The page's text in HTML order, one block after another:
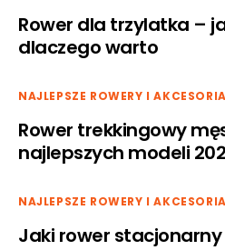
Rower dla trzylatka –
dlaczego warto
NAJLEPSZE ROWERY I AKCESORIA
Rower trekkingowy
najlepszych modeli
NAJLEPSZE ROWERY I AKCESORIA
Jaki rower